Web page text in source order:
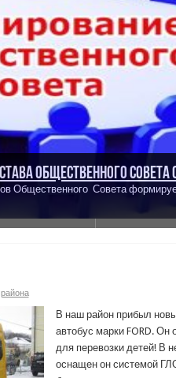
Общественного Совета
Общественного Совета
публичных сервитутов
определения
рассмотрения
кадастровой стоимости
прием конкурсной
формирует кадровый
В наш район прибыл
автобус марки FORD. Он
для перевозки детей! В
оснащен он системой